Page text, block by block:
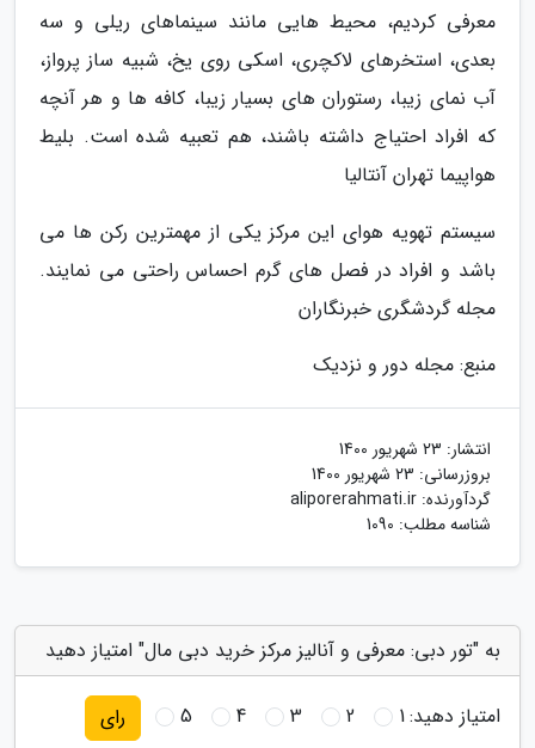
معرفی کردیم، محیط هایی مانند سینماهای ریلی و سه
بعدی، استخرهای لاکچری، اسکی روی یخ، شبیه ساز پرواز،
آب نمای زیبا، رستوران های بسیار زیبا، کافه ها و هر آنچه
که افراد احتیاج داشته باشند، هم تعبیه شده است. بلیط
هواپیما تهران آنتالیا
سیستم تهویه هوای این مرکز یکی از مهمترین رکن ها می
باشد و افراد در فصل های گرم احساس راحتی می نمایند.
مجله گردشگری خبرنگاران
منبع: مجله دور و نزدیک
انتشار: 23 شهریور 1400
بروزرسانی: 23 شهریور 1400
گردآورنده: aliporerahmati.ir
شناسه مطلب: 1090
به "تور دبی: معرفی و آنالیز مرکز خرید دبی مال" امتیاز دهید
امتیاز دهید:1
2
3
4
5 رای